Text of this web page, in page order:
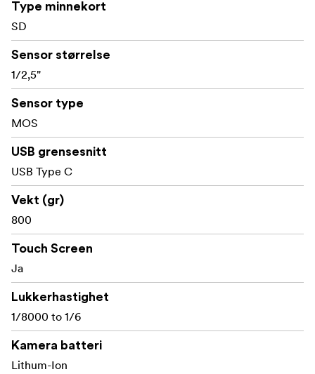
Det integrerte objektivet har en vidvinkel på 25 mm
(tilsvarende 35 mm kamera) og 24x optisk zoom,
som dekker brennvidder fra 25,0 mm til 600,0 mm.
zoom i 4K og 48x i FHD, noe som sikrer fleksibilitet i
Avansert autofokus:
presisjon og ansiktsgjenkjenningsteknologi sørger
videokameraet for nøyaktig motivsporing og
eksponering, noe som minimerer fokusfeil og
Robust bildestabilisering:** Det 5-aksede HYBRID
kombinert med Ball O.I.S.-mekanismen,
kompenserer effektivt for kamerarystelser, noe som
gir jevne og stabile opptak selv under dynamiske
opptaksforhold.
Profesjonelle opptaksmuligheter:** HC-X1200E
Type minnekort
SD
Sensor størrelse
1/2,5"
Sensor type
MOS
USB grensesnitt
USB Type C
Vekt (gr)
800
Touch Screen
Ja
Lukkerhastighet
1/8000 to 1/6
Kamera batteri
Lithum-Ion